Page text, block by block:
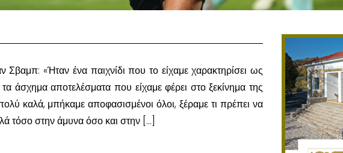
«Ήταν ένα παιχνίδι που το είχαμε χαρακτηρίσει ως
τα άσχημα αποτελέσματα που είχαμε φέρει στο ξεκίνημα της
καλά, μπήκαμε αποφασισμένοι όλοι, ξέραμε τι πρέπει να
τόσο στην άμυνα όσο και στην […]